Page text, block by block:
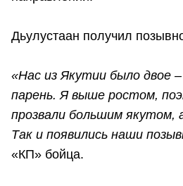
Дьулустаан получил
«Нас из Якутии было двое
парень. Я выше ростом,
прозвали большим якутом,
Так и появились наши
«КП» бойца.